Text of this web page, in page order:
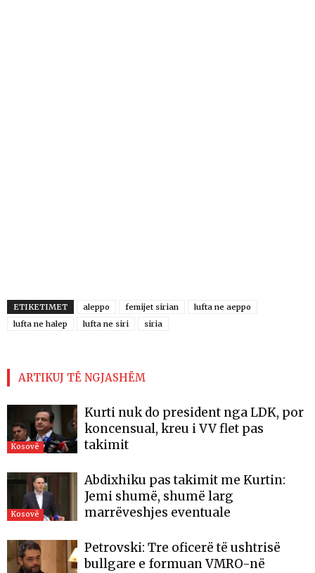
ETIKETIMET aleppo femijet sirian
lufta ne aeppo
lufta ne halep
lufta ne siri siria
ARTIKUJ TË NGJASHËM
Kosovë
Kurti nuk do president nga LDK, por
koncensual, kreu i VV flet pas
takimit
Kosovë
Abdixhiku pas takimit me Kurtin:
Jemi shumë, shumë larg
marrëveshjes eventuale
Petrovski: Tre oficerë të ushtrisë
bullgare e formuan VMRO-në